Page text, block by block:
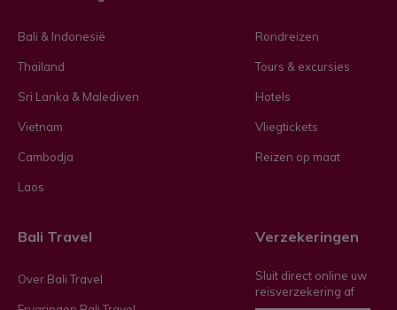
Bali & Indonesië
Thailand
Sri Lanka & Malediven
Vietnam
Cambodja
Laos
Rondreizen
Tours & excursies
Hotels
Vliegtickets
Reizen op maat
Bali Travel
Over Bali Travel
Verzekeringen
Sluit direct online uw
reisverzekering af